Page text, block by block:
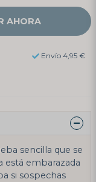
AHORA
Envío 4,95 €
sencilla que se
está embarazada
si sospechas